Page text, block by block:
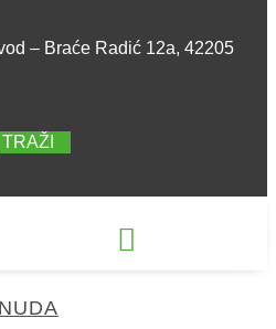
– Braće Radić 12a, 42205
TRAŽI
